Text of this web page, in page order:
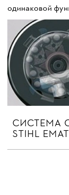
одинаковой
СИСТЕМА
STIHL